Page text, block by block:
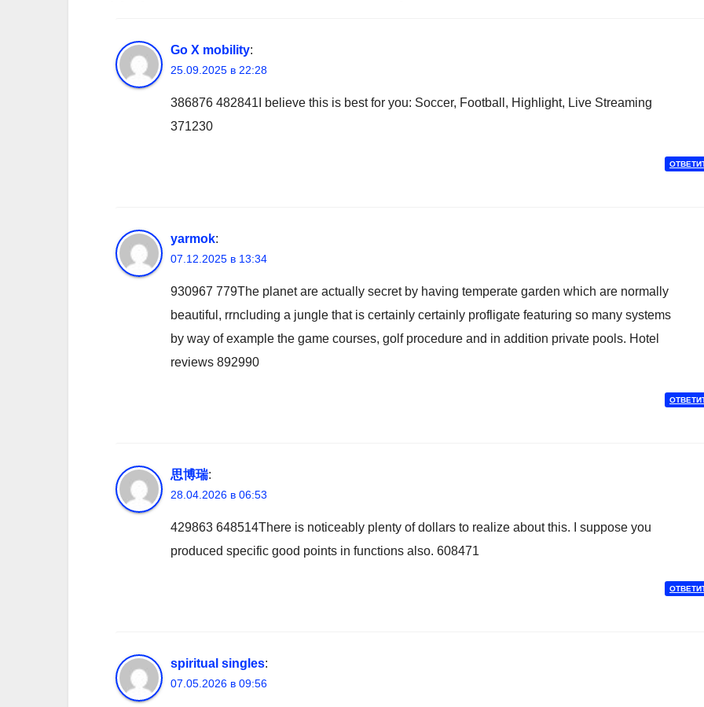
Go X mobility:
25.09.2025 в 22:28
386876 482841I believe this is best for you: Soccer, Football, Highlight, Live Streaming
371230
yarmok:
07.12.2025 в 13:34
930967 779The planet are actually secret by having temperate garden which are normally
beautiful, rrncluding a jungle that is certainly certainly profligate featuring so many systems
by way of example the game courses, golf procedure and in addition private pools. Hotel
reviews 892990
思博瑞:
28.04.2026 в 06:53
429863 648514There is noticeably plenty of dollars to realize about this. I suppose you
produced specific good points in functions also. 608471
spiritual singles:
07.05.2026 в 09:56